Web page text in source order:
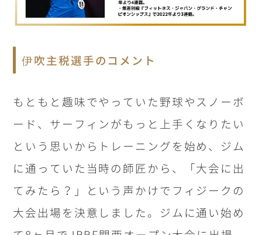
伊吹主税選手のコメント
もともと趣味でやっていた野球やスノーボ
ード、サーフィンがもっと上手くなりたい
という思いからトレーニングを始め、ジム
に通っていた当時の師匠から、「大会に出
てみたら？」という声かけでフィジークの
大会出場を決意しました。ジムに通い始め